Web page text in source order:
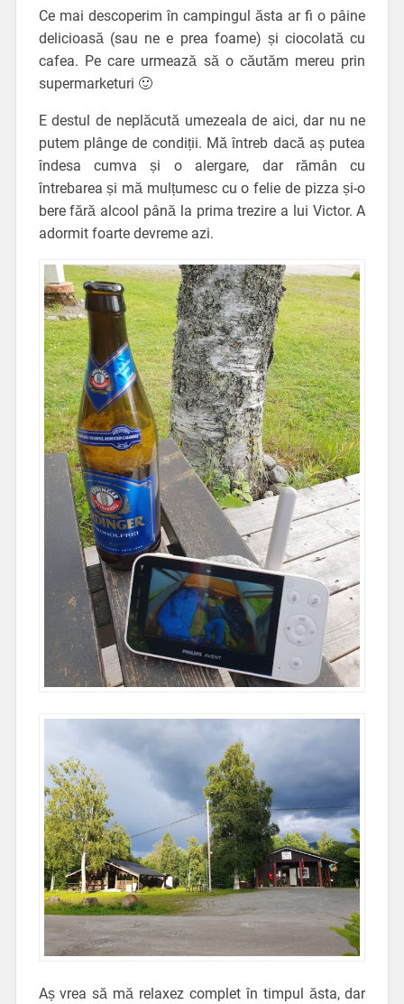
Ce mai descoperim în campingul ăsta ar fi o pâine
delicioasă (sau ne e prea foame) și ciocolată cu
cafea. Pe care urmează să o căutăm mereu prin
supermarketuri 🙂
E destul de neplăcută umezeala de aici, dar nu ne
putem plânge de condiții. Mă întreb dacă aș putea
îndesa cumva și o alergare, dar rămân cu
întrebarea și mă mulțumesc cu o felie de pizza și-o
bere fără alcool până la prima trezire a lui Victor. A
adormit foarte devreme azi.
Aș vrea să mă relaxez complet în timpul ăsta, dar